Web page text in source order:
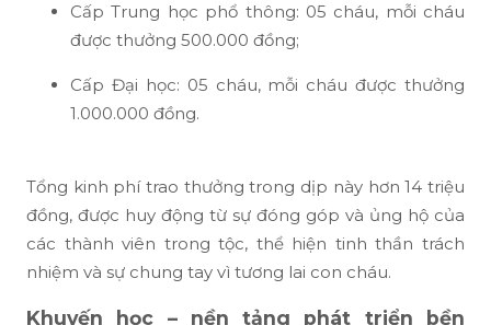
Cấp Trung học phổ thông: 05 cháu, mỗi cháu
được thưởng 500.000 đồng;
Cấp Đại học: 05 cháu, mỗi cháu được thưởng
1.000.000 đồng.
Tổng kinh phí trao thưởng trong dịp này hơn 14 triệu
đồng, được huy động từ sự đóng góp và ủng hộ của
các thành viên trong tộc, thể hiện tinh thần trách
nhiệm và sự chung tay vì tương lai con cháu.
Khuyến học – nền tảng phát triển bền